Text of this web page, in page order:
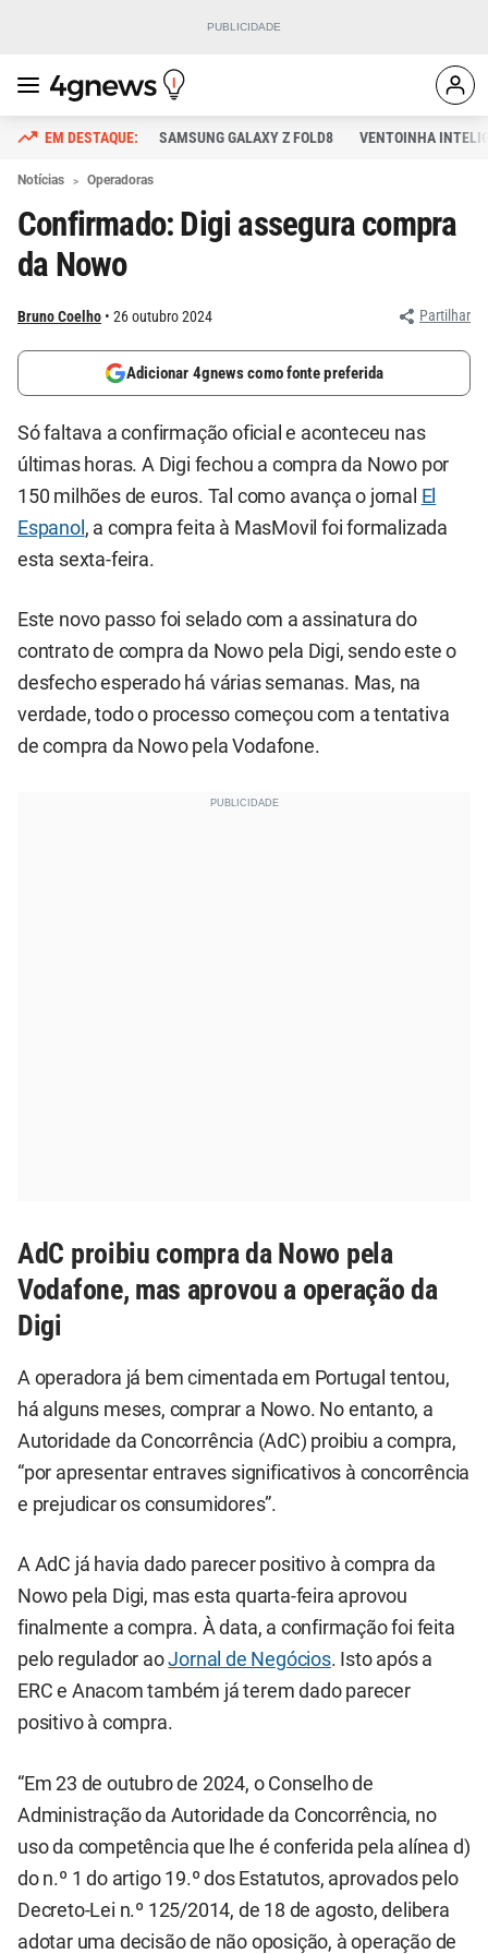
SAMSUNG GALAXY Z FOLD8 VENTOINHA
Notícias Operadoras
Confirmado: Digi assegura compra
da Nowo
Bruno Coelho 26 outubro 2024 Partilhar
Adicionar 4gnews como fonte preferida
Só faltava a confirmação oficial e aconteceu nas
últimas horas. A Digi fechou a compra da Nowo por
150 milhões de euros. Tal como avança o jornal El
Espanol , a compra feita à MasMovil foi formalizada
esta sexta-feira.
Este novo passo foi selado com a assinatura do
contrato de compra da Nowo pela Digi, sendo este o
desfecho esperado há várias semanas. Mas, na
verdade, todo o processo começou com a tentativa
de compra da Nowo pela Vodafone.
AdC proibiu compra da Nowo pela
Vodafone, mas aprovou a operação da
Digi
A operadora já bem cimentada em Portugal tentou,
há alguns meses, comprar a Nowo. No entanto, a
Autoridade da Concorrência (AdC) proibiu a compra,
“por apresentar entraves significativos à concorrência
e prejudicar os consumidores”.
A AdC já havia dado parecer positivo à compra da
Nowo pela Digi, mas esta quarta-feira aprovou
finalmente a compra. À data, a confirmação foi feita
pelo regulador aoJornal de Negócios. Isto após a
ERC e Anacom também já terem dado parecer
positivo à compra.
“Em 23 de outubro de 2024, o Conselho de
Administração da Autoridade da Concorrência, no
uso da competência que lhe é conferida pela alínea d)
do n.º 1 do artigo 19.º dos Estatutos, aprovados pelo
Decreto-Lei n.º 125/2014, de 18 de agosto, delibera
adotar uma decisão de não oposição, à operação de